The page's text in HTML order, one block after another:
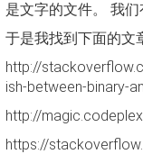
是文字的文件。 我
于是我找到下面的文
http://
ish-between-binary-
http://
https://